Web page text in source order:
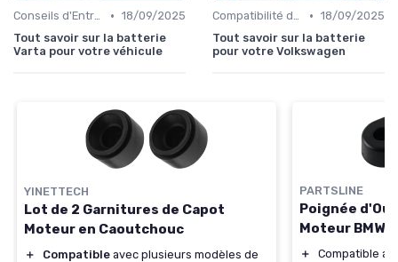
Conseils d'Entretien Auto • 18/09/2025
Tout savoir sur la batterie
Varta pour votre véhicule
Compatibilité des Pièces • 18/09/2025
Tout savoir sur la batterie
pour votre Volkswagen
YINETTECH
Lot de 2 Garnitures de Capot
Moteur en Caoutchouc
＋ Compatible avec plusieurs modèles de
PARTSLINE
Poignée
Moteur BMW
＋
Compatible